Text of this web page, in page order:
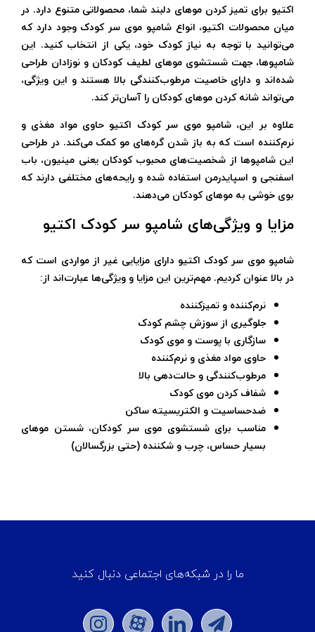
اکتیو برای تمیز کردن موهای دلبند شما، محصولاتی متنوع دارد. در
میان محصولات اکتیو، انواع شامپو موی سر کودک وجود دارد که
می‌توانید با توجه به نیاز کودک خود، یکی از انتخاب کنید. این
شامپوها، جهت شستشوی موهای لطیف کودکان و نوزادان طراحی
شده‌اند و دارای خاصیت مرطوب‌کنندگی بالا هستند و این ویژگی،
می‌تواند شانه کردن موهای کودکان را آسان‌تر کند.
علاوه بر این، شامپو موی سر کودک اکتیو حاوی مواد مغذی و
نرم‌کننده است که به باز شدن گره‌های مو کمک می‌کند. در طراحی
این شامپوها از شخصیت‌های محبوب کودکان یعنی مینیون، باب
اسفنجی و اسپایدرمن استفاده شده و رایحه‌های مختلفی دارند که
بوی خوشی به موهای کودکان می‌دهند.
مزایا و ویژگی‌های شامپو سر کودک اکتیو
شامپو موی سر کودک اکتیو دارای مزایایی غیر از مواردی است که
در بالا عنوان کردیم. مهم‌ترین این مزایا و ویژگی‌ها عبارت‌اند از:
نرم‌کننده و تمیزکننده
جلوگیری از سوزش چشم کودک
سازگاری با پوست و موی کودک
حاوی مواد مغذی و نرم‌کننده
مرطوب‌کنندگی و حالت‌دهی بالا
شفاف کردن موی کودک
ضدحساسیت و الکتریسیته ساکن
مناسب برای شستشوی موی سر کودکان، شستن موهای
بسیار حساس، چرب و شکننده (حتی بزرگسالان)
ما را در شبکه‌های اجتماعی دنبال کنید